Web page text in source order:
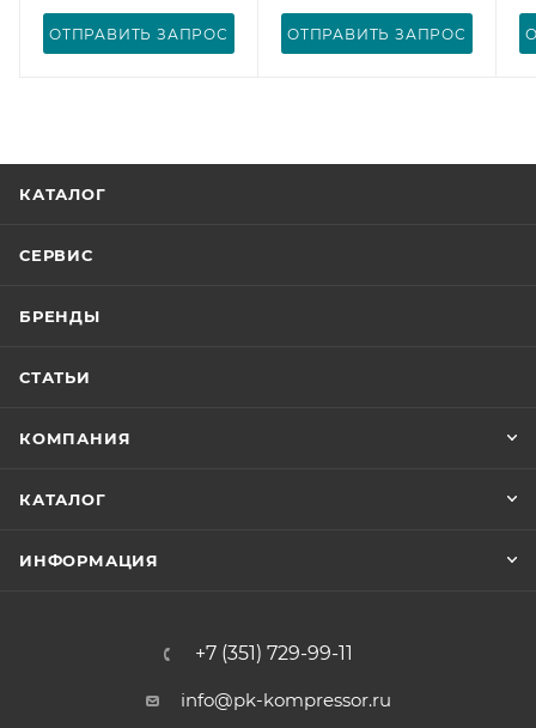
ОТПРАВИТЬ ЗАПРОС ОТПРАВИТЬ ЗАПРОС
КАТАЛОГ
СЕРВИС
БРЕНДЫ
СТАТЬИ
КОМПАНИЯ
КАТАЛОГ
ИНФОРМАЦИЯ
+7 (351) 729-99-11
info@pk-kompressor.ru